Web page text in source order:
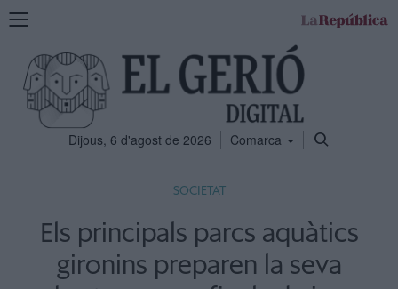
Mostra
navegació
Dijous, 6 d'agost de 2026 Comarca
SOCIETAT
Els principals parcs aquàtics
gironins preparen la seva